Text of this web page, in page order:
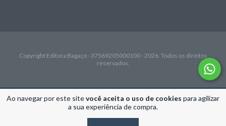
Ao navegar por este sitevocê aceita o uso de cookies para agilizar
a sua experiência de compra.
Copyright Editora Bagaço - 37569205000100 - 2026. Todos os direitos
reservados.